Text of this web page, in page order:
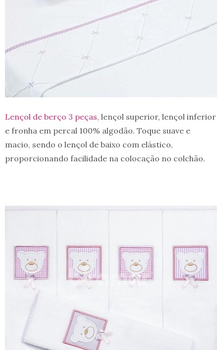
Lençol de berço 3 peças, lençol superior, lençol inferior
e fronha em percal 100% algodão. Toque suave e
macio, sendo o lençol de baixo com elástico,
proporcionando facilidade na colocação no colchão.